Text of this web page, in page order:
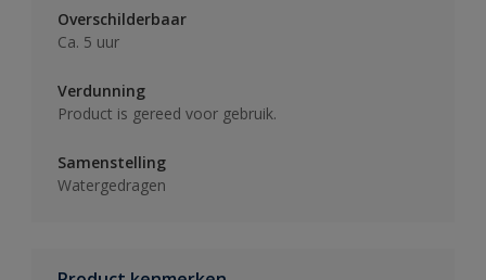
Overschilderbaar
Ca. 5 uur
Verdunning
Product is gereed voor gebruik.
Samenstelling
Watergedragen